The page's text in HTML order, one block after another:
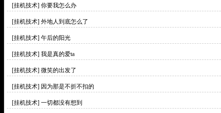
[挂机技术] 你要我怎么办
[挂机技术] 外地人到底怎么了
[挂机技术] 午后的阳光
[挂机技术] 我是真的爱ta
[挂机技术] 微笑的出发了
[挂机技术] 因为那是不折不扣的
[挂机技术] 一切都没有想到